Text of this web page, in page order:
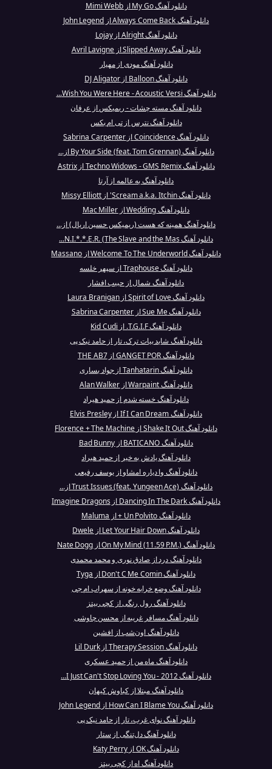
دانلود آهنگ My Go از Mimi Webb
دانلود آهنگ Always Come Back از John Legend
دانلود آهنگ Alright از Lojay
دانلود آهنگ Slipped Away از Avril Lavigne
دانلود آهنگ مودی از مهیار
دانلود آهنگ Balloon از DJ Aligator
دانلود آهنگ Wish You Were Here - Acoustic Versi...
دانلود آهنگ مسته چشات - ریمیکس از عرفان
دانلود آهنگ نترس از تی ام بکس
دانلود آهنگ Coincidence از Sabrina Carpenter
دانلود آهنگ By Your Side (feat. Tom Grennan) از...
دانلود آهنگ Techno Widows - GMS Remix از Astrix
دانلود آهنگ یه عالمه از آرتا
دانلود آهنگ Scream a.k.a. Itchin' از Missy Elliott
دانلود آهنگ Wedding از Mac Miller
دانلود آهنگ همینه که هست (ریمیکس حسین اریال) از...
دانلود آهنگ N.I.*.*.E.R. (The Slave and the Mas...
دانلود آهنگ Welcome To The Underworld از Massano
دانلود آهنگ Traphouse از سپهر خلسه
دانلود آهنگ شمال از حبیب افشار
دانلود آهنگ Spirit of Love از Laura Branigan
دانلود آهنگ Sue Me از Sabrina Carpenter
دانلود آهنگ T.G.I.F. از Kid Cudi
دانلود آهنگ شاید بیات ترک، تار از حامد نیک پی
دانلود آهنگ GANGET POR از THE AB7
دانلود آهنگ Tanhatarin از جواد یساری
دانلود آهنگ Warpaint از Alan Walker
دانلود آهنگ خسته شدم از حمید هیراد
دانلود آهنگ If I Can Dream از Elvis Presley
دانلود آهنگ Shake It Out از Florence + The Machine
دانلود آهنگ BATICANO از Bad Bunny
دانلود آهنگ یادش به خیر از حمید هیراد
دانلود آهنگ وا دیاره امشاو از یوسف رفیعی
دانلود آهنگ Trust Issues (feat. Yungeen Ace) از...
دانلود آهنگ Dancing In The Dark از Imagine Dragons
دانلود آهنگ Un Polvito + از Maluma
دانلود آهنگ Let Your Hair Down از Dwele
دانلود آهنگ On My Mind (11.59 P.M.) از Nate Dogg
دانلود آهنگ درد از صادق نوری و محمد محمدی
دانلود آهنگ Don't C Me Comin از Tyga
دانلود آهنگ وضع خرابه خونه از سهراب ام جی
دانلود آهنگ رول رنگی از کچی بیتز
دانلود آهنگ مسافر غریبه از محسن چاوشی
دانلود آهنگ اون‌شب از افشین
دانلود آهنگ Therapy Session از Lil Durk
دانلود آهنگ ماه من از حمید عسکری
دانلود آهنگ I Just Can't Stop Loving You - 2012...
دانلود آهنگ مبتلا از کیاوش کیهان
دانلود آهنگ How Can I Blame You از John Legend
دانلود آهنگ نوای غرب، تار از حامد نیک پی
دانلود آهنگ دل‌تنگی از ستار
دانلود آهنگ OK از Katy Perry
دانلود آهنگ اه از کچی بیتز